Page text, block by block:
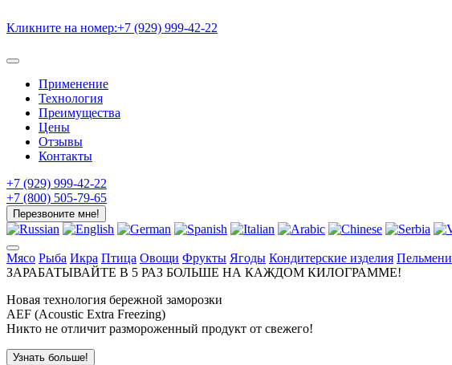
Кликните на номер:+7 (929) 999-42-22
Применение
Технология
Преимущества
Цены
Отзывы
Контакты
+7 (929) 999-42-22
+7 (800) 505-79-65
Перезвоните мне!
Мясо Рыба Икра Птица Овощи Фрукты Ягоды Кондитерские изделия Пельмени
ЗАРАБАТЫВАЙТЕ В 5 РАЗ БОЛЬШЕ НА КАЖДОМ КИЛОГРАММЕ!
Новая технология бережной заморозки
AEF (Acoustic Extra Freezing)
Никто не отличит размороженный продукт от свежего!
Узнать больше!